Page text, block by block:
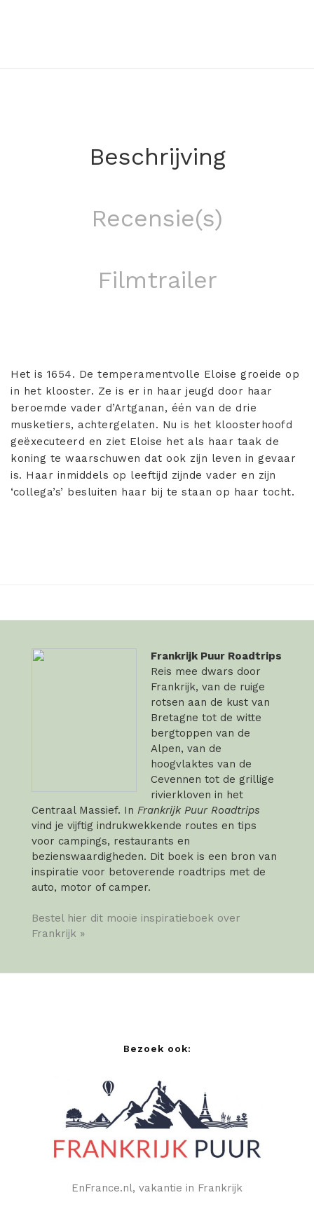
Beschrijving
Recensie(s)
Filmtrailer
Het is 1654. De temperamentvolle Eloise groeide op
in het klooster. Ze is er in haar jeugd door haar
beroemde vader d’Artganan, één van de drie
musketiers, achtergelaten. Nu is het kloosterhoofd
geëxecuteerd en ziet Eloise het als haar taak de
koning te waarschuwen dat ook zijn leven in gevaar
is. Haar inmiddels op leeftijd zijnde vader en zijn
‘collega’s’ besluiten haar bij te staan op haar tocht.
Frankrijk Puur Roadtrips
Reis mee dwars door
Frankrijk, van de ruige
rotsen aan de kust van
Bretagne tot de witte
bergtoppen van de
Alpen, van de
hoogvlaktes van de
Cevennen tot de grillige
rivierkloven in het
Centraal Massief. In Frankrijk Puur Roadtrips
vind je vijftig indrukwekkende routes en tips
voor campings, restaurants en
bezienswaardigheden. Dit boek is een bron van
inspiratie voor betoverende roadtrips met de
auto, motor of camper.
Bestel hier dit mooie inspiratieboek over
Frankrijk »
Bezoek ook:
EnFrance.nl, vakantie in Frankrijk